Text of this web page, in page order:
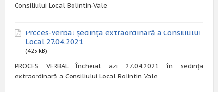
Consiliului Local Bolintin-Vale
Proces-verbal ședința extraordinară a Consiliului
Local 27.04.2021
(423 kB)
PROCES VERBAL Încheiat azi 27.04.2021 în ședința
extraordinară a Consiliului Local Bolintin-Vale